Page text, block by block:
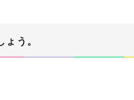
う。